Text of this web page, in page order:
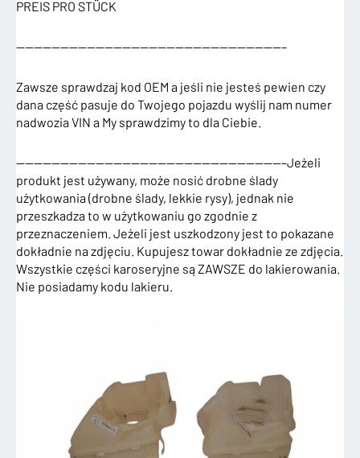
PREIS PRO STÜCK
——————————————————————————————–
Zawsze sprawdzaj kod OEM a jeśli nie jesteś pewien czy
dana część pasuje do Twojego pojazdu wyślij nam numer
nadwozia VIN a My sprawdzimy to dla Ciebie.
——————————————————————————————–Jeżeli
produkt jest używany, może nosić drobne ślady
użytkowania (drobne ślady, lekkie rysy), jednak nie
przeszkadza to w użytkowaniu go zgodnie z
przeznaczeniem. Jeżeli jest uszkodzony jest to pokazane
dokładnie na zdjęciu. Kupujesz towar dokładnie ze zdjęcia.
Wszystkie części karoseryjne są ZAWSZE do lakierowania.
Nie posiadamy kodu lakieru.